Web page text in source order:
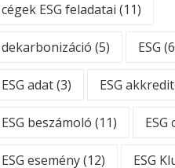
cégek ESG feladatai (11)
dekarbonizáció (5) ESG
ESG adat(3) ESG
ESG beszámoló (11) ESG
ESG esemény(12) ESG